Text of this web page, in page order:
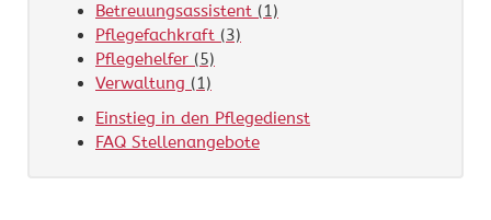
Betreuungsassistent (1)
Pflegefachkraft (3)
Pflegehelfer (5)
Verwaltung (1)
Einstieg in den Pflegedienst
FAQ Stellenangebote